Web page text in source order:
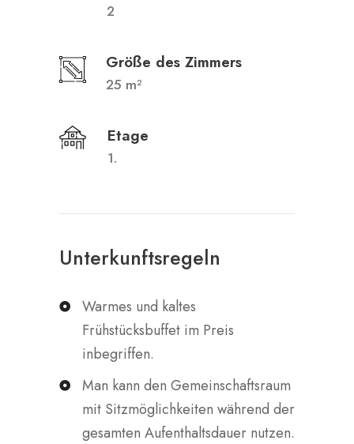
2
Größe des Zimmers
25 m²
Etage
1.
Unterkunftsregeln
Warmes und kaltes
Frühstücksbuffet im Preis
inbegriffen.
Man kann den Gemeinschaftsraum
mit Sitzmöglichkeiten während der
gesamten Aufenthaltsdauer nutzen.